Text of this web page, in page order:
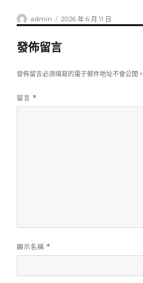
作
者
admin
發
佈
2026 年 6 月 11 日
發佈留言
發佈留言必須填寫的電子郵件地址不會公開。
留言 *
顯示名稱 *